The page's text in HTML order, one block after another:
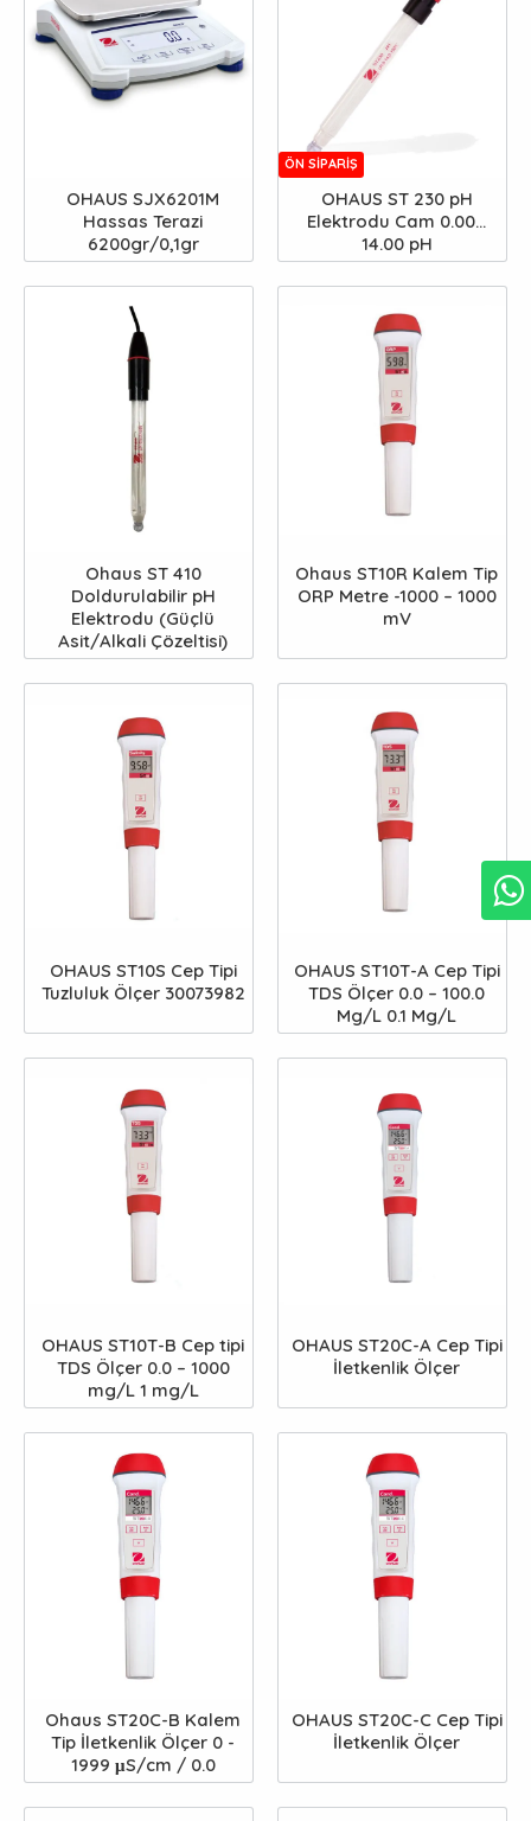
OHAUS SJX6201M
Hassas Terazi
6200gr/0,1gr
ÖN SIPARIŞ
OHAUS ST 230 pH
Elektrodu Cam 0.00...
14.00 pH
Ohaus ST 410
Doldurulabilir pH
Elektrodu (Güçlü
Asit/Alkali Çözeltisi)
Ohaus ST10R Kalem Tip
ORP Metre -1000 – 1000
mV
OHAUS ST10S Cep Tipi
Tuzluluk Ölçer 30073982
OHAUS ST10T-A Cep Tipi
TDS Ölçer 0.0 – 100.0
Mg/L 0.1 Mg/L
OHAUS ST10T-B Cep tipi
TDS Ölçer 0.0 – 1000
mg/L 1 mg/L
OHAUS ST20C-A Cep Tipi
İletkenlik Ölçer
Ohaus ST20C-B Kalem
Tip İletkenlik Ölçer 0 -
1999 μS/cm / 0.0
OHAUS ST20C-C Cep Tipi
İletkenlik Ölçer